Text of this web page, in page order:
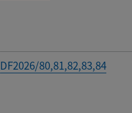
DF2026/80,81,82,83,84